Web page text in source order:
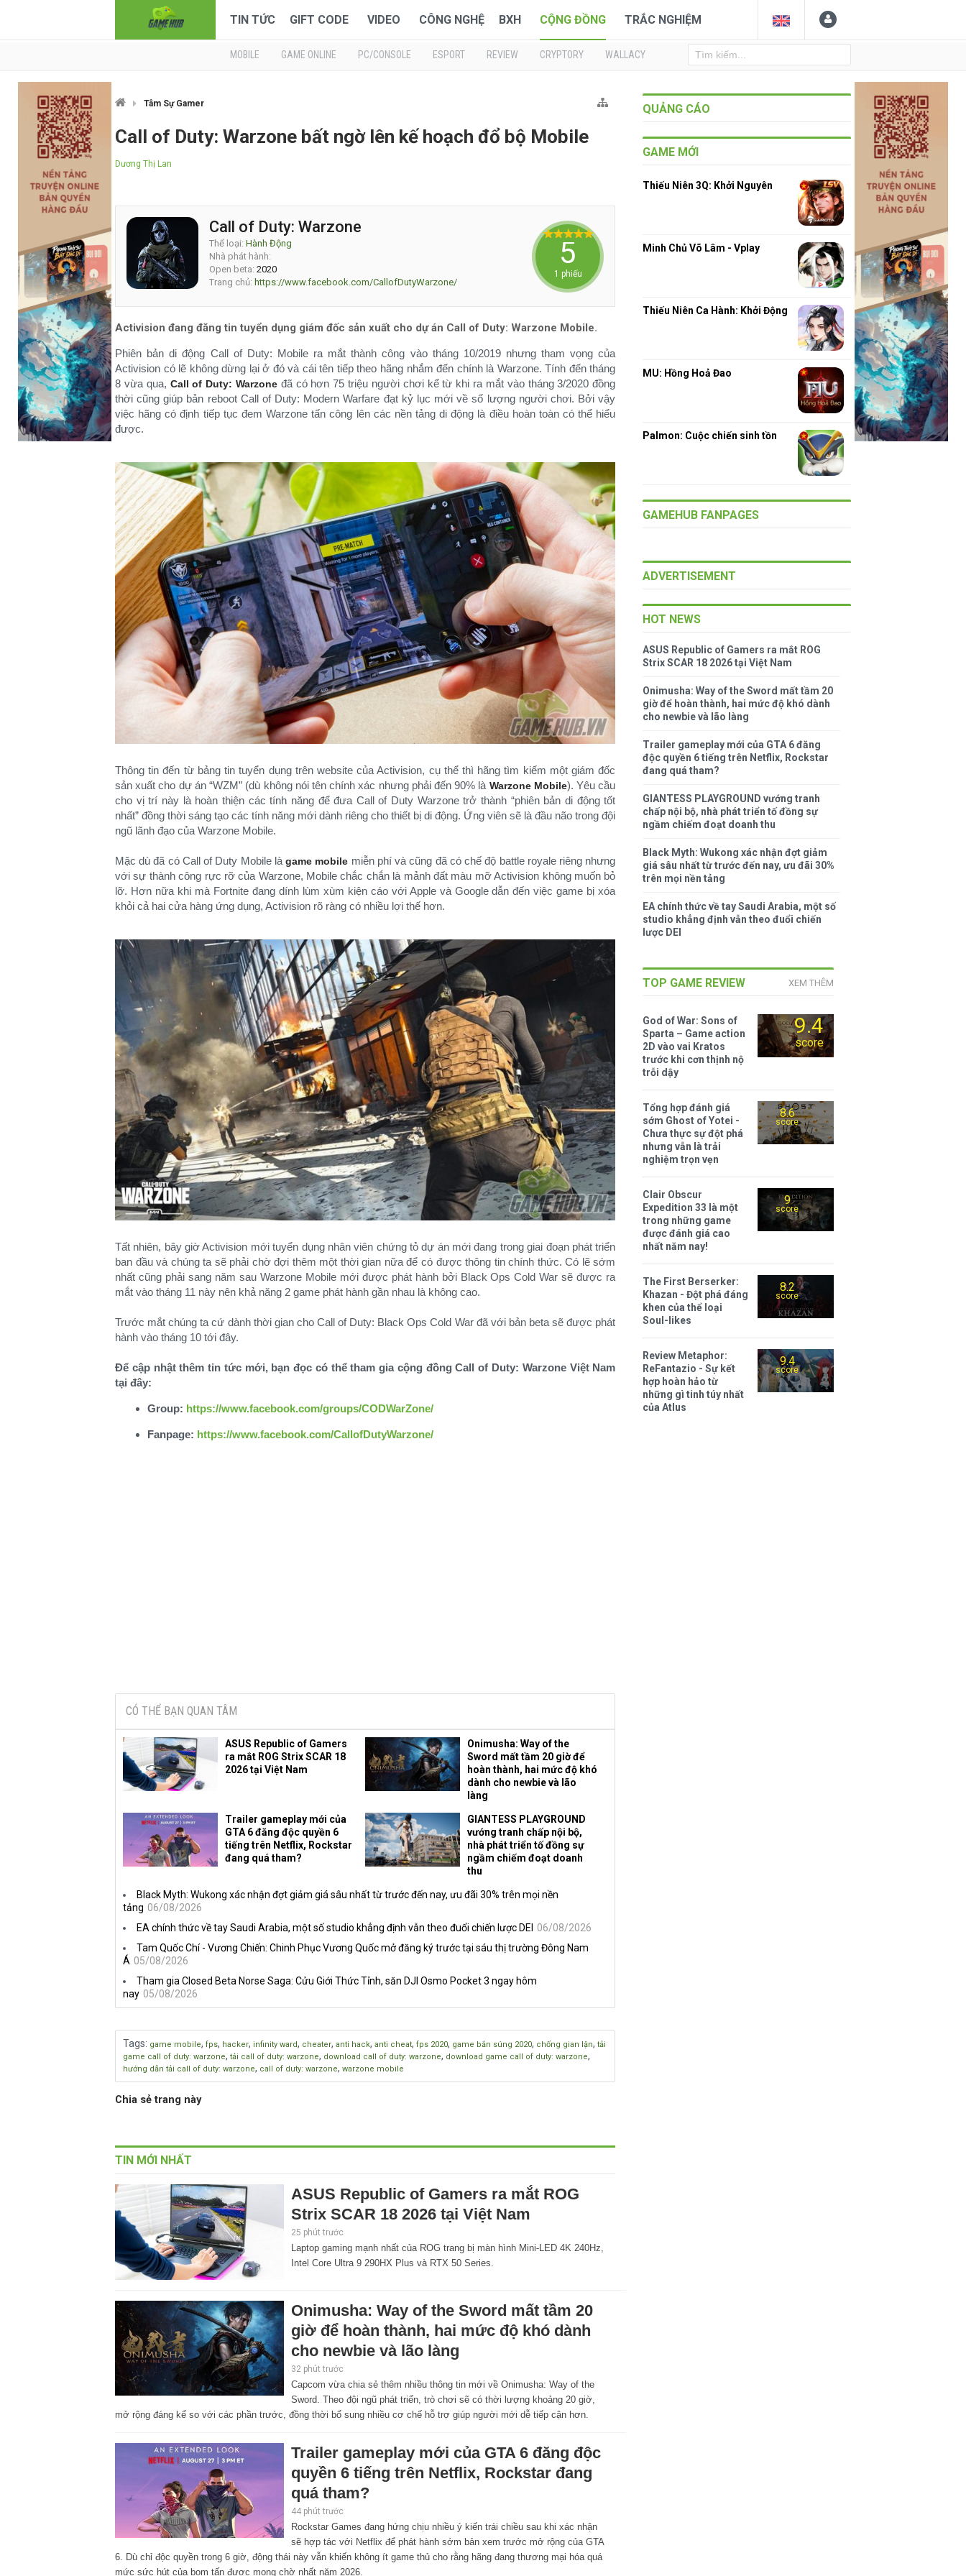
TIN TỨC GIFT CODE VIDEO CÔNG NGHỆ BXH CỘNG ĐỒNG TRẮC NGHIỆM
MOBILE GAME ONLINE PC/CONSOLE ESPORT REVIEW CRYPTORY WALLACY
Tâm Sự Gamer
Call of Duty: Warzone bất ngờ lên kế hoạch đổ bộ Mobile
Dương Thị Lan
Call of Duty: Warzone
Thể loại: Hành Động
Nhà phát hành:
Open beta: 2020
Trang chủ: https://www.facebook.com/CallofDutyWarzone/
5
1 phiếu
Activision đang đăng tin tuyển dụng giám đốc sản xuất cho dự án Call of Duty: Warzone Mobile.
Phiên bản di động Call of Duty: Mobile ra mắt thành công vào tháng 10/2019 nhưng tham vọng của
Activision có lẽ không dừng lại ở đó và cái tên tiếp theo hãng nhắm đến chính là Warzone. Tính đến tháng
8 vừa qua, Call of Duty: Warzone đã có hơn 75 triệu người chơi kể từ khi ra mắt vào tháng 3/2020 đồng
thời cũng giúp bản reboot Call of Duty: Modern Warfare đạt kỷ lục mới về số lượng người chơi. Bởi vậy
việc hãng có định tiếp tục đem Warzone tấn công lên các nền tảng di động là điều hoàn toàn có thể hiểu
được.
Thông tin đến từ bảng tin tuyển dụng trên website của Activision, cụ thể thì hãng tìm kiếm một giám đốc
sản xuất cho dự án “WZM” (dù không nói tên chính xác nhưng phải đến 90% là Warzone Mobile). Yêu cầu
cho vị trí này là hoàn thiện các tính năng để đưa Call of Duty Warzone trở thành “phiên bản di động tốt
nhất” đồng thời sáng tạo các tính năng mới dành riêng cho thiết bị di động. Ứng viên sẽ là đầu não trong đội
ngũ lãnh đạo của Warzone Mobile.
Mặc dù đã có Call of Duty Mobile làgame mobile miễn phí và cũng đã có chế độ battle royale riêng nhưng
với sự thành công rực rỡ của Warzone, Mobile chắc chắn là mảnh đất màu mỡ Activision không muốn bỏ
lỡ. Hơn nữa khi mà Fortnite đang dính lùm xùm kiện cáo với Apple và Google dẫn đến việc game bị xóa
khỏi cả hai cửa hàng ứng dụng, Activision rõ ràng có nhiều lợi thế hơn.
Tất nhiên, bây giờ Activision mới tuyển dụng nhân viên chứng tỏ dự án mới đang trong giai đoạn phát triển
ban đầu và chúng ta sẽ phải chờ đợi thêm một thời gian nữa để có được thông tin chính thức. Có lẽ sớm
nhất cũng phải sang năm sau Warzone Mobile mới được phát hành bởi Black Ops Cold War sẽ được ra
mắt vào tháng 11 này nên khả năng 2 game phát hành gần nhau là không cao.
Trước mắt chúng ta cứ dành thời gian cho Call of Duty: Black Ops Cold War đã với bản beta sẽ được phát
hành vào tháng 10 tới đây.
Để cập nhật thêm tin tức mới, bạn đọc có thể tham gia cộng đồng Call of Duty: Warzone Việt Nam
tại đây:
Group: https://www.facebook.com/groups/CODWarZone/
Fanpage: https://www.facebook.com/CallofDutyWarzone/
CÓ THỂ BẠN QUAN TÂM
ASUS Republic of Gamers
ra mắt ROG Strix SCAR 18
2026 tại Việt Nam
Onimusha: Way of the
Sword mất tầm 20 giờ để
hoàn thành, hai mức độ khó
dành cho newbie và lão
làng
Trailer gameplay mới của
GTA 6 đăng độc quyền 6
tiếng trên Netflix, Rockstar
đang quá tham?
GIANTESS PLAYGROUND
vướng tranh chấp nội bộ,
nhà phát triển tố đồng sự
ngầm chiếm đoạt doanh
thu
Black Myth: Wukong xác nhận đợt giảm giá sâu nhất từ trước đến nay, ưu đãi 30% trên mọi nền
tảng 06/08/2026
EA chính thức về tay Saudi Arabia, một số studio khẳng định vẫn theo đuổi chiến lược DEI
06/08/2026
Tam Quốc Chí - Vương Chiến: Chinh Phục Vương Quốc mở đăng ký trước tại sáu thị trường Đông Nam
Á 05/08/2026
Tham gia Closed Beta Norse Saga: Cửu Giới Thức Tỉnh, săn DJI Osmo Pocket 3 ngay hôm
nay 05/08/2026
Tags: game mobile, fps, hacker, infinity ward, cheater, anti hack, anti cheat, fps 2020, game bắn súng 2020, chống gian lận, tải
game call of duty: warzone, tải call of duty: warzone, download call of duty: warzone, download game call of duty: warzone,
hướng dẫn tải call of duty: warzone, call of duty: warzone, warzone mobile
Chia sẻ trang này
TIN MỚI NHẤT
ASUS Republic of Gamers ra mắt ROG
Strix SCAR 18 2026 tại Việt Nam
25 phút trước
Laptop gaming mạnh nhất của ROG trang bị màn hình Mini-LED 4K 240Hz,
Intel Core Ultra 9 290HX Plus và RTX 50 Series.
Onimusha: Way of the Sword mất tầm 20
giờ để hoàn thành, hai mức độ khó dành
cho newbie và lão làng
32 phút trước
Capcom vừa chia sẻ thêm nhiều thông tin mới về Onimusha: Way of the
Sword. Theo đội ngũ phát triển, trò chơi sẽ có thời lượng khoảng 20 giờ,
mở rộng đáng kể so với các phần trước, đồng thời bổ sung nhiều cơ chế hỗ trợ giúp người mới dễ tiếp cận hơn.
Trailer gameplay mới của GTA 6 đăng độc
quyền 6 tiếng trên Netflix, Rockstar đang
quá tham?
44 phút trước
Rockstar Games đang hứng chịu nhiều ý kiến trái chiều sau khi xác nhận
sẽ hợp tác với Netflix để phát hành sớm bản xem trước mở rộng của GTA
6. Dù chỉ độc quyền trong 6 giờ, động thái này vẫn khiến không ít game thủ cho rằng hãng đang thương mại hóa quá
mức sức hút của bom tấn được mong chờ nhất năm 2026.
QUẢNG CÁO
GAME MỚI
Thiếu Niên 3Q: Khởi Nguyên
Minh Chủ Võ Lâm - Vplay
Thiếu Niên Ca Hành: Khởi Động
MU: Hồng Hoả Đao
Palmon: Cuộc chiến sinh tồn
GAMEHUB FANPAGES
ADVERTISEMENT
HOT NEWS
ASUS Republic of Gamers ra mắt ROG
Strix SCAR 18 2026 tại Việt Nam
Onimusha: Way of the Sword mất tầm 20
giờ để hoàn thành, hai mức độ khó dành
cho newbie và lão làng
Trailer gameplay mới của GTA 6 đăng
độc quyền 6 tiếng trên Netflix, Rockstar
đang quá tham?
GIANTESS PLAYGROUND vướng tranh
chấp nội bộ, nhà phát triển tố đồng sự
ngầm chiếm đoạt doanh thu
Black Myth: Wukong xác nhận đợt giảm
giá sâu nhất từ trước đến nay, ưu đãi 30%
trên mọi nền tảng
EA chính thức về tay Saudi Arabia, một số
studio khẳng định vẫn theo đuổi chiến
lược DEI
TOP GAME REVIEW XEM THÊM
9.4
score
God of War: Sons of
Sparta – Game action
2D vào vai Kratos
trước khi cơn thịnh nộ
trỗi dậy
8.6
score
Tổng hợp đánh giá
sớm Ghost of Yotei -
Chưa thực sự đột phá
nhưng vẫn là trải
nghiệm trọn vẹn
9
score
Clair Obscur
Expedition 33 là một
trong những game
được đánh giá cao
nhất năm nay!
8.2
score
The First Berserker:
Khazan - Đột phá đáng
khen của thể loại
Soul-likes
9.4
score
Review Metaphor:
ReFantazio - Sự kết
hợp hoàn hảo từ
những gì tinh túy nhất
của Atlus